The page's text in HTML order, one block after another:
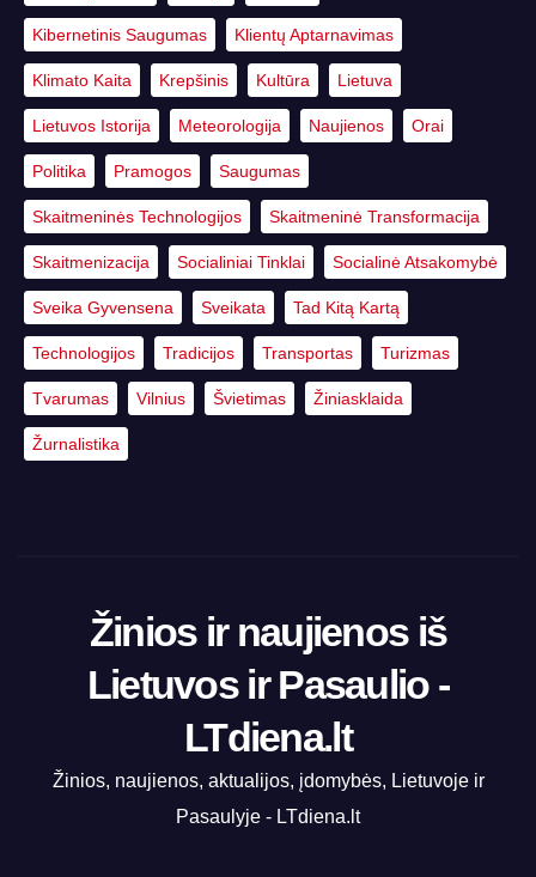
Kibernetinis Saugumas Klientų Aptarnavimas
Klimato Kaita Krepšinis Kultūra Lietuva
Lietuvos Istorija Meteorologija Naujienos Orai
Politika Pramogos Saugumas
Skaitmeninės Technologijos Skaitmeninė Transformacija
Skaitmenizacija Socialiniai Tinklai Socialinė Atsakomybė
Sveika Gyvensena Sveikata Tad Kitą Kartą
Technologijos Tradicijos Transportas Turizmas
Tvarumas Vilnius Švietimas Žiniasklaida
Žurnalistika
Žinios ir naujienos iš
Lietuvos ir Pasaulio -
LTdiena.lt
Žinios, naujienos, aktualijos, įdomybės, Lietuvoje ir
Pasaulyje - LTdiena.lt